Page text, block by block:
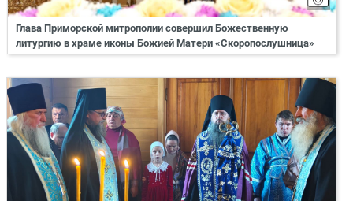
Глава Приморской митрополии совершил Божественную
литургию в храме иконы Божией Матери «Скоропослушница»